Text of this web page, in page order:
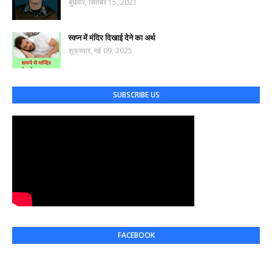
बुधवार, सितंबर 15, 2021
स्वप्न में मंदिर दिखाई देने का अर्थ
शुक्रवार, मई 09, 2025
SUBSCRIBE US
FACEBOOK